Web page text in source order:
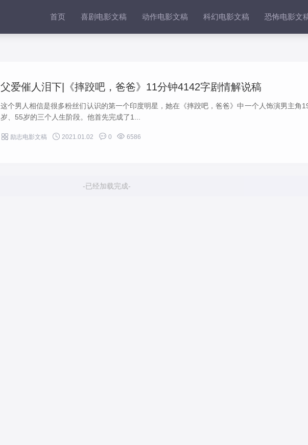
首页 喜剧电影文稿 动作电影文稿 科幻电影文稿 恐怖电影文
父爱催人泪下|《摔跤吧，爸爸》11分钟4142字剧情解说稿
这个男人相信是很多粉丝们认识的第一个印度明星，她在《摔跤吧，爸爸》中一个人饰演男主角
岁、55岁的三个人生阶段。他首先完成了1...
 励志电影文稿  2021.01.02  0  6586
-已经加载完成-